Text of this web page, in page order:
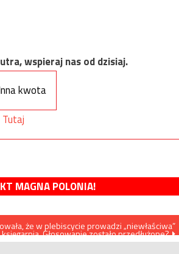
wspieraj nas od dzisiaj.
kwota
Tutaj
MAGNA POLONIA!
że w plebiscycie prowadzi „niewłaściwa”
księgarnia. Głosowanie zostało przedłużone?